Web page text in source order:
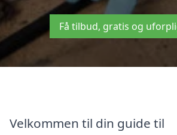
Få tilbud, gratis og
Velkommen til din guide til